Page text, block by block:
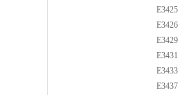
E3425
E3426
E3429
E3431
E3433
E3437